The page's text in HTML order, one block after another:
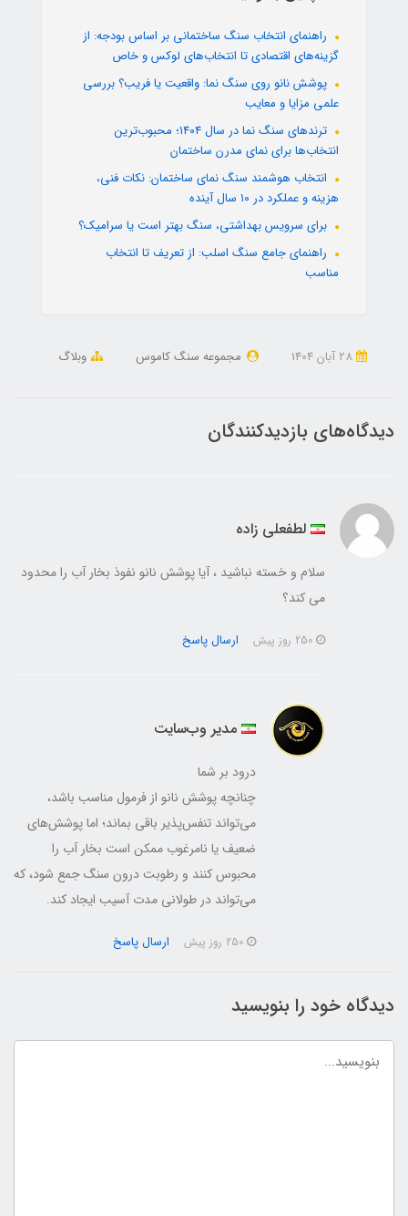
راهنمای انتخاب سنگ ساختمانی بر اساس بودجه: از
گزینه‌های اقتصادی تا انتخاب‌های لوکس و خاص
پوشش نانو روی سنگ نما: واقعیت یا فریب؟ بررسی
علمی مزایا و معایب
ترندهای سنگ نما در سال ۱۴۰۴؛ محبوب‌ترین
انتخاب‌ها برای نمای مدرن ساختمان
انتخاب هوشمند سنگ نمای ساختمان: نکات فنی،
هزینه و عملکرد در ۱۰ سال آینده
برای سرویس بهداشتی، سنگ بهتر است یا سرامیک؟
راهنمای جامع سنگ اسلب: از تعریف تا انتخاب
مناسب
مجموعه سنگ کاموس وبلاگ
دیدگاه‌های بازدیدکنندگان
لطفعلی زاده
سلام و خسته نباشید ، آیا پوشش نانو نفوذ بخار آب را محدود
می کند؟
ارسال پاسخ
مدیر وب‌سایت
درود بر شما
چنانچه پوشش نانو از فرمول مناسب باشد،
می‌تواند تنفس‌پذیر باقی بماند؛ اما پوشش‌های
ضعیف یا نامرغوب ممکن است بخار آب را
محبوس کنند و رطوبت درون سنگ جمع شود، که
می‌تواند در طولانی مدت آسیب ایجاد کند.
ارسال پاسخ
دیدگاه خود را بنویسید